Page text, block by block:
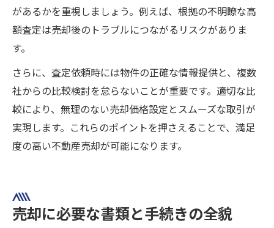
があるかを重視しましょう。例えば、根拠の不明瞭な高
額査定は売却後のトラブルにつながるリスクがありま
す。
さらに、査定依頼時には物件の正確な情報提供と、複数
社からの比較検討を怠らないことが重要です。適切な比
較により、無理のない売却価格設定とスムーズな取引が
実現します。これらのポイントを押さえることで、満足
度の高い不動産売却が可能になります。
売却に必要な書類と手続きの全貌